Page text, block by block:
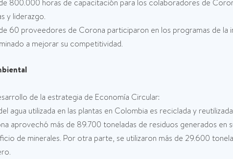
800.000 horas de capacitación para los colaboradores de
y liderazgo.
60 proveedores de Corona participaron en los programas de
a mejorar su competitividad.
de la estrategia de Economía Circular:
agua utilizada en las plantas en Colombia es reciclada y
aprovechó más de 89.700 toneladas de residuos generados
de minerales. Por otra parte, se utilizaron más de 29.600